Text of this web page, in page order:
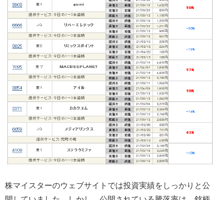
株マイスターのウェブサイトでは投資実績をしっかりと公